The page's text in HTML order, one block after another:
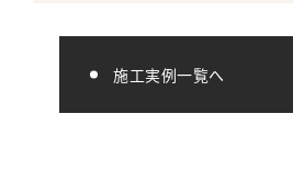
施工実例一覧へ